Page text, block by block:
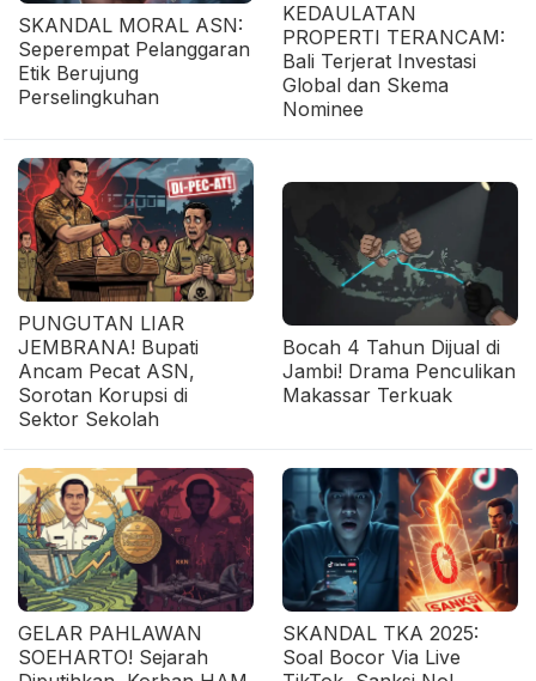
SKANDAL MORAL ASN:
Seperempat Pelanggaran
Etik Berujung
Perselingkuhan
KEDAULATAN
PROPERTI TERANCAM:
Bali Terjerat Investasi
Global dan Skema
Nominee
PUNGUTAN LIAR
JEMBRANA! Bupati
Ancam Pecat ASN,
Sorotan Korupsi di
Sektor Sekolah
Bocah 4 Tahun Dijual di
Jambi! Drama Penculikan
Makassar Terkuak
GELAR PAHLAWAN
SOEHARTO! Sejarah
SKANDAL TKA 2025:
Soal Bocor Via Live